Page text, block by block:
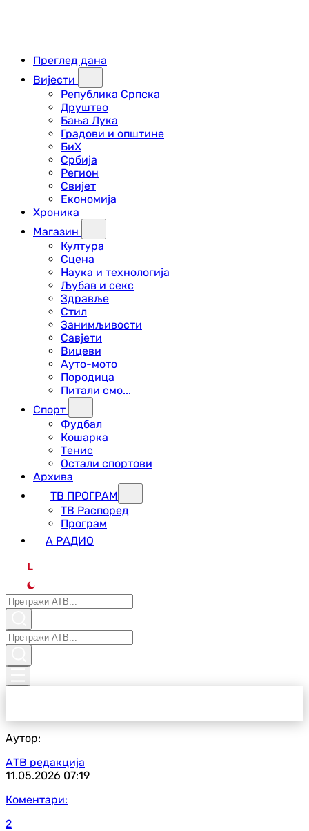
Преглед дана
Вијести
Република Српска
Друштво
Бања Лука
Градови и општине
БиХ
Србија
Регион
Свијет
Економија
Хроника
Магазин
Култура
Сцена
Наука и технологија
Љубав и секс
Здравље
Стил
Занимљивости
Савјети
Вицеви
Ауто-мото
Породица
Питали смо...
Спорт
Фудбал
Кошарка
Тенис
Остали спортови
Архива
ТВ ПРОГРАМ
ТВ Распоред
Програм
А РАДИО
L
Аутор:
АТВ редакција
11.05.2026 07:19
Коментари:
2